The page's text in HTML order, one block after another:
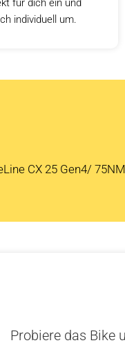
individuell um.
CX 25 Gen4/ 75NM
Probiere das Bike